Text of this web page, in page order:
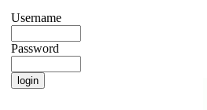
Username
Password